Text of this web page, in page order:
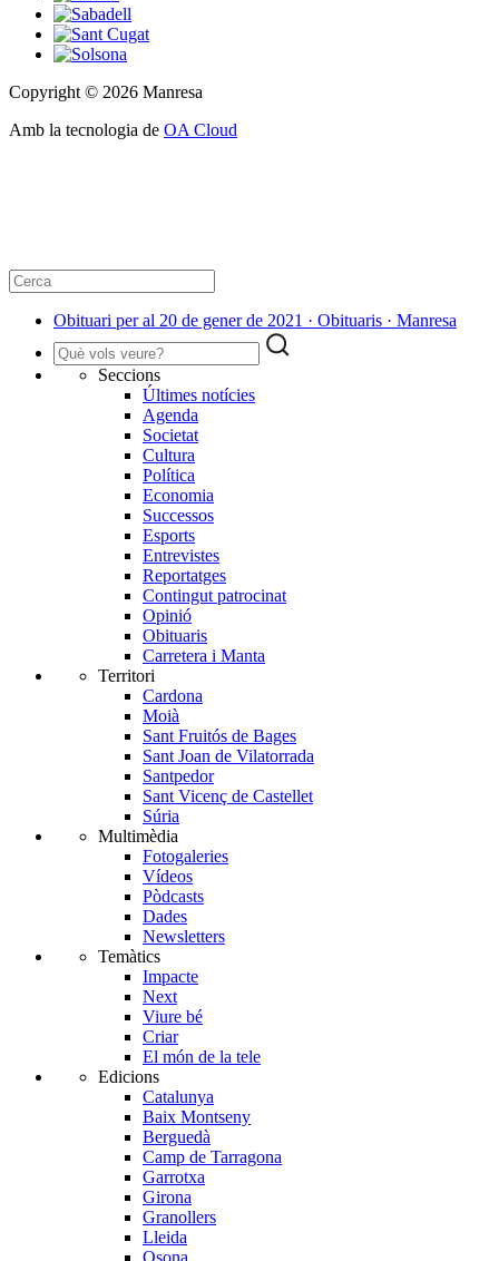
Copyright © 2026 Manresa
Amb la tecnologia de OA Cloud
Obituari per al 20 de gener de 2021 · Obituaris · Manresa
Seccions
Últimes notícies
Agenda
Societat
Cultura
Política
Economia
Successos
Esports
Entrevistes
Reportatges
Contingut patrocinat
Opinió
Obituaris
Carretera i Manta
Territori
Cardona
Moià
Sant Fruitós de Bages
Sant Joan de Vilatorrada
Santpedor
Sant Vicenç de Castellet
Súria
Multimèdia
Fotogaleries
Vídeos
Pòdcasts
Dades
Newsletters
Temàtics
Impacte
Next
Viure bé
Criar
El món de la tele
Edicions
Catalunya
Baix Montseny
Berguedà
Camp de Tarragona
Garrotxa
Girona
Granollers
Lleida
Osona